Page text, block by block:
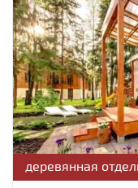
деревянная